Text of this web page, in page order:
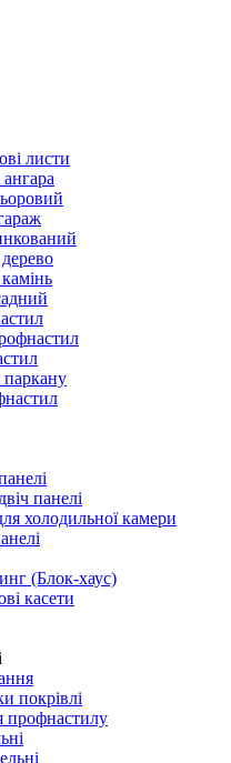
листи
панелі
холодильної камери
(Блок-хаус)
касети
покрівлі
профнастилу